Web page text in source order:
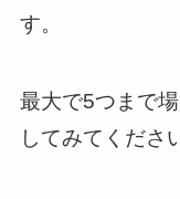
す。
最大で5つまで
してみてくださ